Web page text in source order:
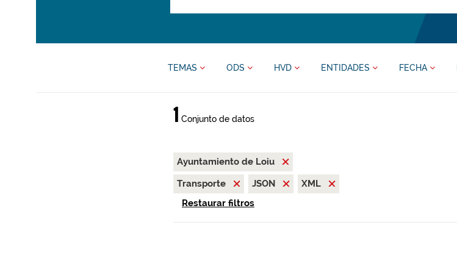
TEMAS ODS HVD ENTIDADES FECHA
1 Conjunto de datos
Ayuntamiento de Loiu
Transporte
JSON
XML
Restaurar filtros